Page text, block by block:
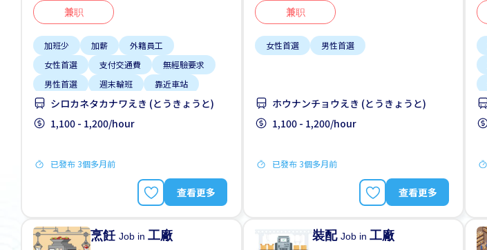
兼职
加班少 加薪
外籍員工
女性首選
支付交通費
無經驗要求
男性首選
週末輪班 靠近車站
シロカネタカナワえき (とうきょうと)
1,100 - 1,200/hour
已發布 3個多月前
查看更多
兼职
女性首選 男性首選
ホウナンチョウえき (とうきょうと)
1,100 - 1,200/hour
已發布 3個多月前
查看更多
烹飪Job in工廠 裝配Job in工廠